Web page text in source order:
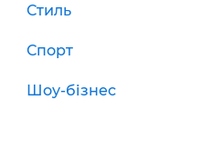
Стиль
Спорт
Шоу-бізнес